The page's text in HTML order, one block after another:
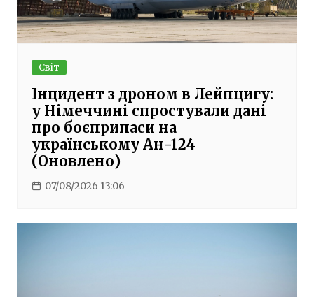
Світ
Інцидент з дроном в Лейпцигу:
у Німеччині спростували дані
про боєприпаси на
українському Ан-124
(Оновлено)
07/08/2026 13:06